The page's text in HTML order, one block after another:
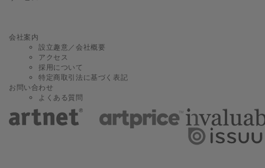
会社案内
設立趣意／会社概要
アクセス
採用について
特定商取引法に基づく表記
お問い合わせ
よくある質問